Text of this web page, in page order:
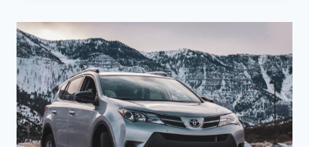
所
刺
激
出
来
的
经
济